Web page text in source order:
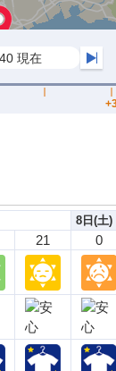
21
8日(土)
0